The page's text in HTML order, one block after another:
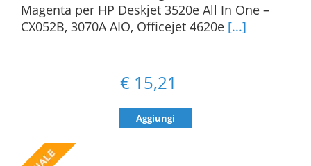
Magenta per HP Deskjet 3520e All In One –
CX052B, 3070A AIO, Officejet 4620e [...]
€ 15,21
Aggiungi